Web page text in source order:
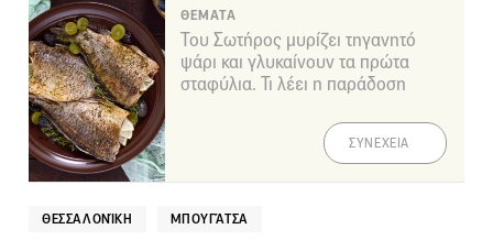
ΘΕΜΑΤΑ
Του Σωτήρος μυρίζει τηγανητό
ψάρι και γλυκαίνουν τα πρώτα
σταφύλια. Τι λέει η παράδοση
ΣΥΝΕΧΕΙΑ
ΘΕΣΣΑΛΟΝΊΚΗ ΜΠΟΥΓΆΤΣΑ